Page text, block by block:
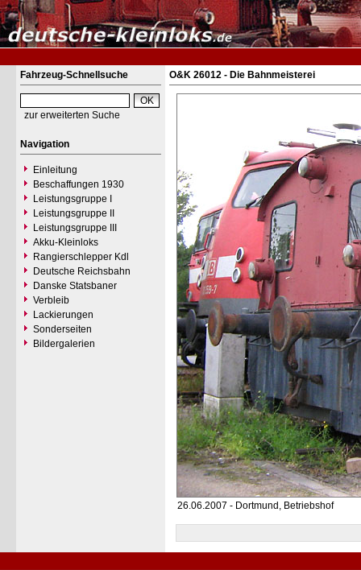
Fahrzeug-Schnellsuche
zur erweiterten Suche
Navigation
Einleitung
Beschaffungen 1930
Leistungsgruppe I
Leistungsgruppe II
Leistungsgruppe III
Akku-Kleinloks
Rangierschlepper Kdl
Deutsche Reichsbahn
Danske Statsbaner
Verbleib
Lackierungen
Sonderseiten
Bildergalerien
O&K 26012 - Die Bahnmeisterei
26.06.2007 - Dortmund, Betriebshof